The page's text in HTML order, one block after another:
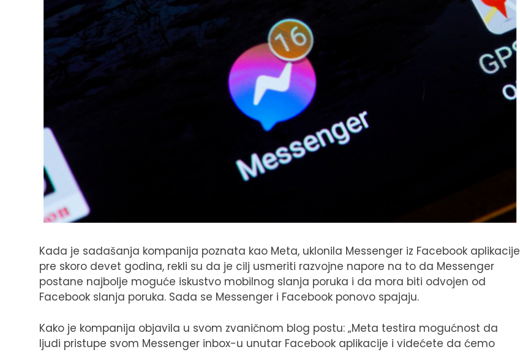
Kada je sadašanja kompanija poznata kao Meta, uklonila Messenger iz Facebook aplikacije
pre skoro devet godina, rekli su da je cilj usmeriti razvojne napore na to da Messenger
postane najbolje moguće iskustvo mobilnog slanja poruka i da mora biti odvojen od
Facebook slanja poruka. Sada se Messenger i Facebook ponovo spajaju.
Kako je kompanija objavila u svom zvaničnom blog postu: „Meta testira mogućnost da
ljudi pristupe svom Messenger inbox-u unutar Facebook aplikacije i videćete da ćemo